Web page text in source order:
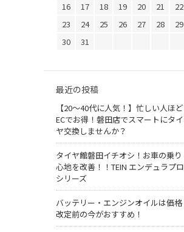
16
17 18 19 20 21
22
23
24 25 26 27 28
29
30
31
最近の投稿
【20〜40代に人気！】忙しい人ほど
ECでお得！磐田店でスマートにタイ
ヤ交換しませんか？
タイヤ館磐田イチオシ！お車の乗り
心地を改善！！TEIN エンデュラプロ
シリーズ
バッテリー・エンジンオイルは価格
改定前の今がおすすめ！